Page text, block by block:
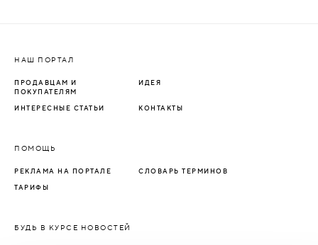
НАШ ПОРТАЛ
ПРОДАВЦАМ И
ПОКУПАТЕЛЯМ
ИДЕЯ
ИНТЕРЕСНЫЕ СТАТЬИ КОНТАКТЫ
ПОМОЩЬ
РЕКЛАМА НА ПОРТАЛЕ СЛОВАРЬ ТЕРМИНОВ
ТАРИФЫ
БУДЬ В КУРСЕ НОВОСТЕЙ